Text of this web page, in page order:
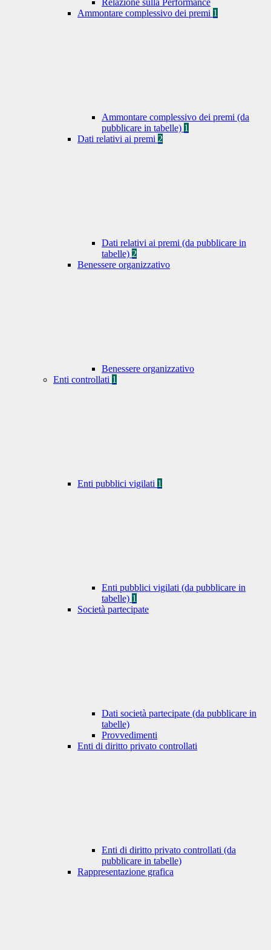
Relazione sulla Performance
Ammontare complessivo dei premi 1
Ammontare complessivo dei premi (da
pubblicare in tabelle) 1
Dati relativi ai premi 2
Dati relativi ai premi (da pubblicare in
tabelle) 2
Benessere organizzativo
Benessere organizzativo
Enti controllati 1
Enti pubblici vigilati 1
Enti pubblici vigilati (da pubblicare in
tabelle) 1
Società partecipate
Dati società partecipate (da pubblicare in
tabelle)
Provvedimenti
Enti di diritto privato controllati
Enti di diritto privato controllati (da
pubblicare in tabelle)
Rappresentazione grafica